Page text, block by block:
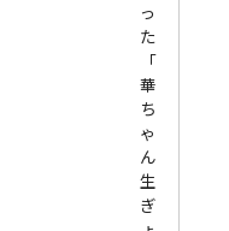
っ
た
「
華
ち
ゃ
ん
生
ぎ